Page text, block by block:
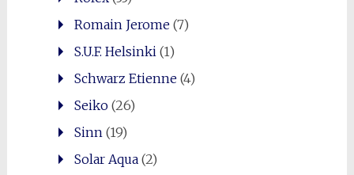
Romain Jerome(7)
S.U.F. Helsinki (1)
Schwarz Etienne(4)
Seiko(26)
Sinn (19)
Solar Aqua(2)